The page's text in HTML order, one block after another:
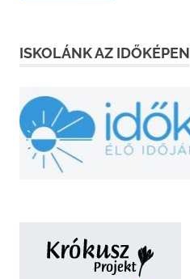
ISKOLÁNK AZ IDŐKÉPEN